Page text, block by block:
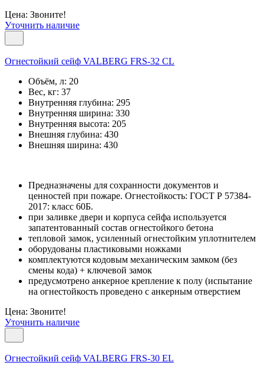
Цена: Звоните!
Уточнить наличие
Огнестойкий сейф VALBERG FRS-32 CL
Объём, л: 20
Вес, кг: 37
Внутренняя глубина: 295
Внутренняя ширина: 330
Внутренняя высота: 205
Внешняя глубина: 430
Внешняя ширина: 430
Предназначены для сохранности документов и
ценностей при пожаре. Огнестойкость: ГОСТ Р 57384-
2017: класс 60Б.
при заливке двери и корпуса сейфа используется
запатентованный состав огнестойкого бетона
тепловой замок, усиленный огнестойким уплотнителем
оборудованы пластиковыми ножками
комплектуются кодовым механическим замком (без
смены кода) + ключевой замок
предусмотрено анкерное крепление к полу (испытание
на огнестойкость проведено с анкерным отверстием
Цена: Звоните!
Уточнить наличие
Огнестойкий сейф VALBERG FRS-30 EL